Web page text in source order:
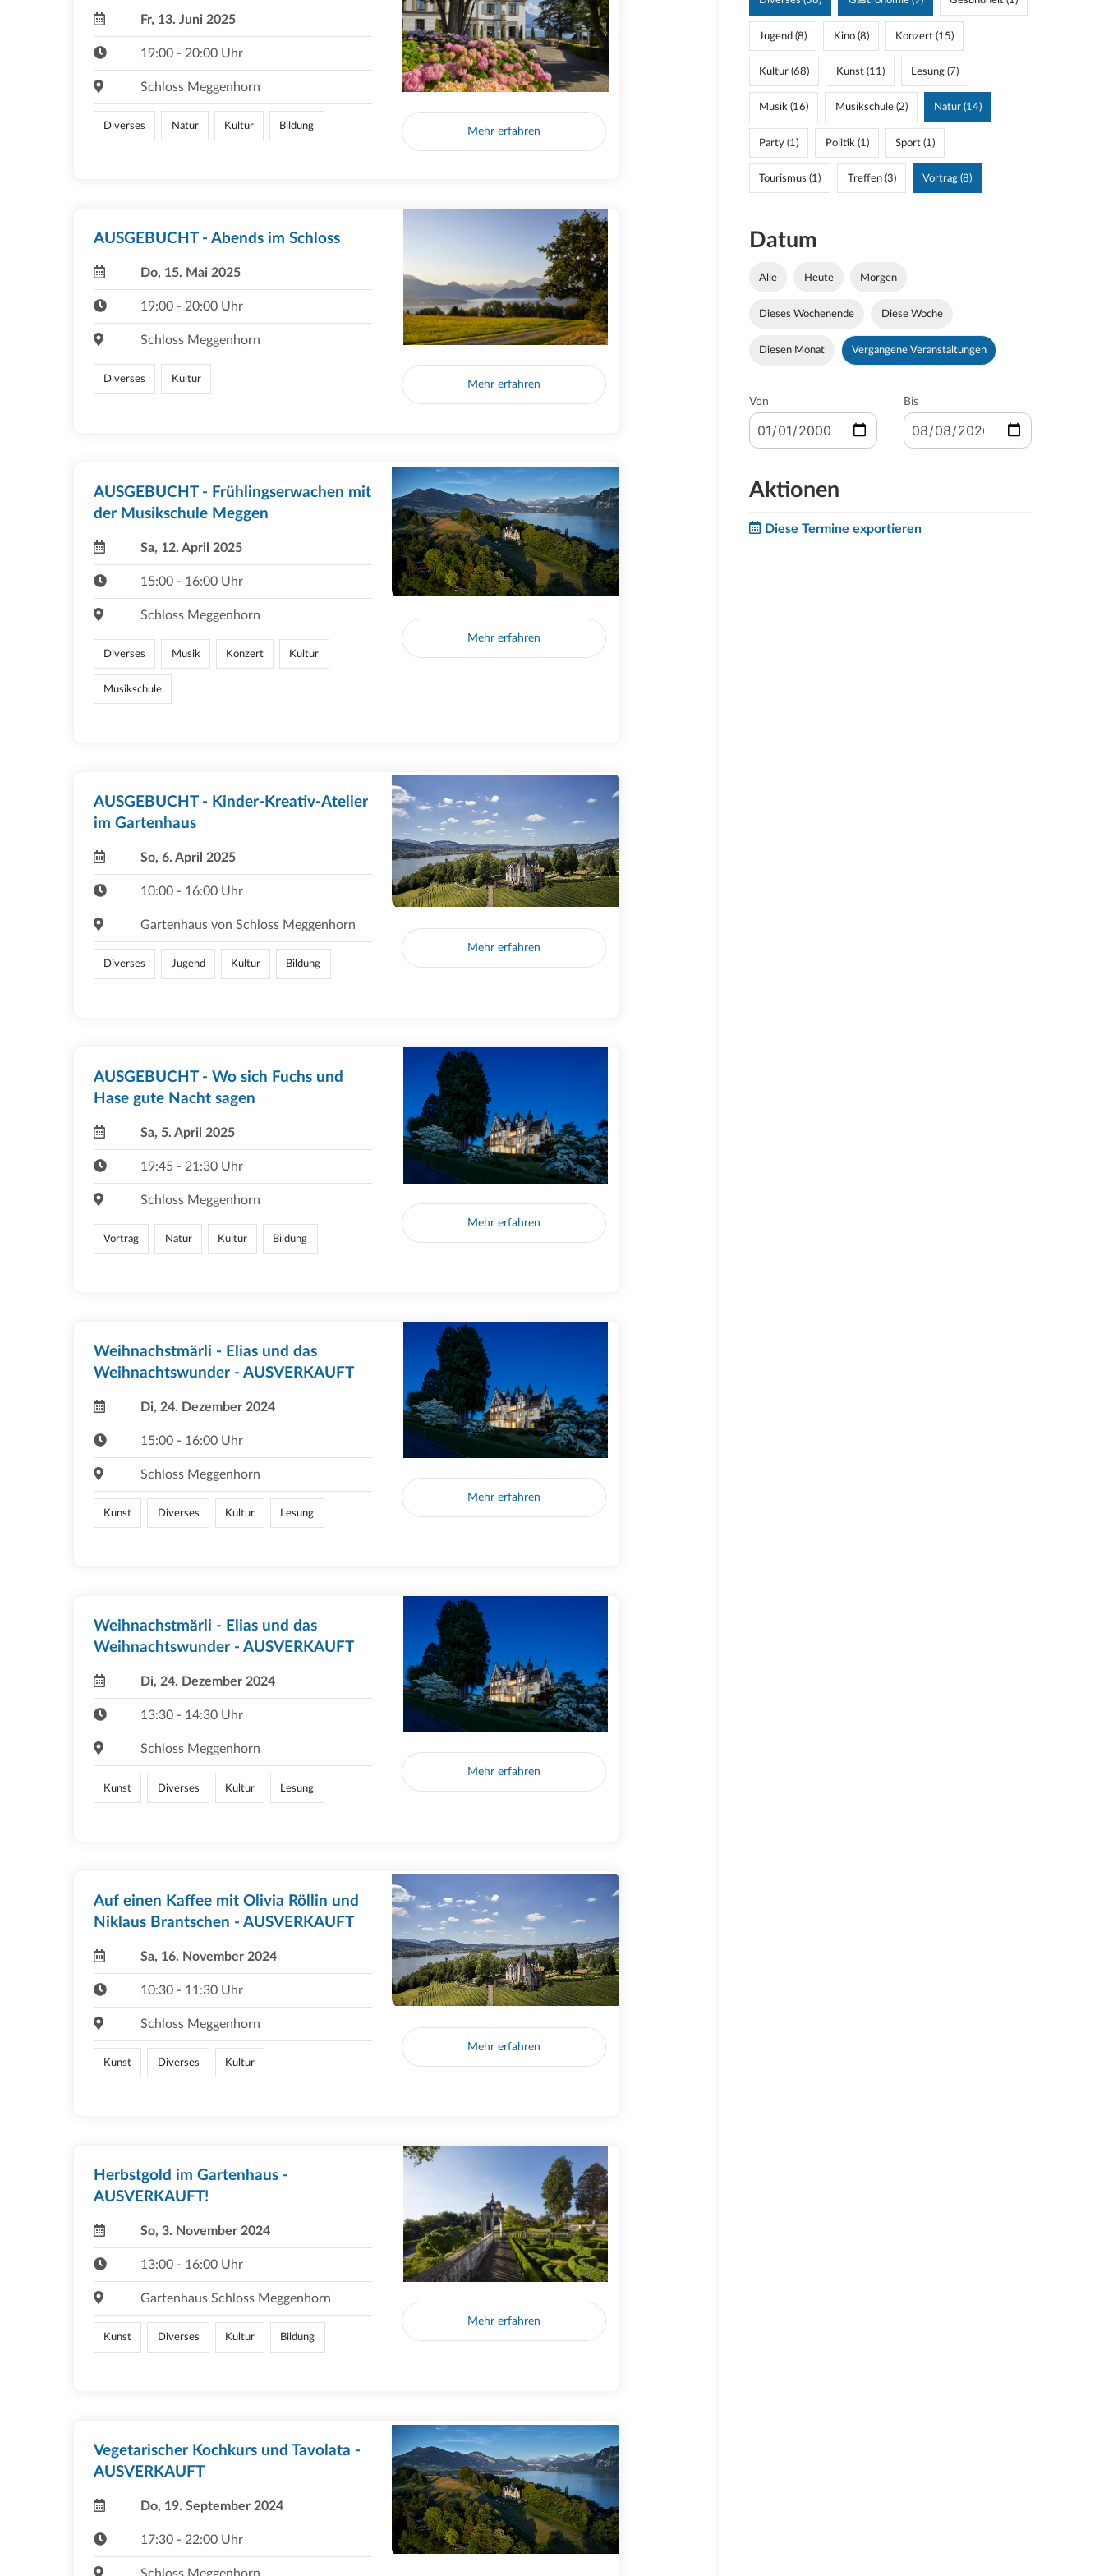
Fr, 13. Juni 2025
19:00 - 20:00 Uhr
Schloss Meggenhorn
Diverses Natur Kultur Bildung Mehr erfahren
AUSGEBUCHT - Abends im Schloss
Do, 15. Mai 2025
19:00 - 20:00 Uhr
Schloss Meggenhorn
Diverses Kultur Mehr erfahren
AUSGEBUCHT - Frühlingserwachen mit
der Musikschule Meggen
Sa, 12. April 2025
15:00 - 16:00 Uhr
Schloss Meggenhorn
Diverses Musik Konzert Kultur
Musikschule
Mehr erfahren
AUSGEBUCHT - Kinder-Kreativ-Atelier
im Gartenhaus
So, 6. April 2025
10:00 - 16:00 Uhr
Gartenhaus von Schloss Meggenhorn
Diverses Jugend Kultur Bildung
Mehr erfahren
AUSGEBUCHT - Wo sich Fuchs und
Hase gute Nacht sagen
Sa, 5. April 2025
19:45 - 21:30 Uhr
Schloss Meggenhorn
Vortrag Natur Kultur Bildung
Mehr erfahren
Weihnachstmärli - Elias und das
Weihnachtswunder - AUSVERKAUFT
Di, 24. Dezember 2024
15:00 - 16:00 Uhr
Schloss Meggenhorn
Kunst Diverses Kultur Lesung
Mehr erfahren
Weihnachstmärli - Elias und das
Weihnachtswunder - AUSVERKAUFT
Di, 24. Dezember 2024
13:30 - 14:30 Uhr
Schloss Meggenhorn
Kunst Diverses Kultur Lesung
Mehr erfahren
Auf einen Kaffee mit Olivia Röllin und
Niklaus Brantschen - AUSVERKAUFT
Sa, 16. November 2024
10:30 - 11:30 Uhr
Schloss Meggenhorn
Kunst Diverses Kultur
Mehr erfahren
Herbstgold im Gartenhaus -
AUSVERKAUFT!
So, 3. November 2024
13:00 - 16:00 Uhr
Gartenhaus Schloss Meggenhorn
Kunst Diverses Kultur Bildung
Mehr erfahren
Vegetarischer Kochkurs und Tavolata -
AUSVERKAUFT
Do, 19. September 2024
17:30 - 22:00 Uhr
Schloss Meggenhorn
Jugend (8) Kino (8) Konzert (15)
Kultur (68) Kunst (11) Lesung (7)
Musik (16) Musikschule (2) Natur (14)
Party (1) Politik (1) Sport (1)
Tourismus (1) Treffen (3) Vortrag (8)
Datum
Alle Heute Morgen
Dieses Wochenende Diese Woche
Diesen Monat Vergangene Veranstaltungen
Von Bis
Aktionen
Diese Termine exportieren